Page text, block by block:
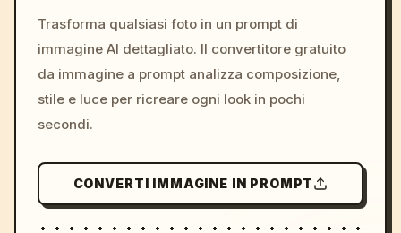
colors, 8k --v 6.0
Trasforma qualsiasi foto in un prompt di
immagine AI dettagliato. Il convertitore gratuito
da immagine a prompt analizza composizione,
stile e luce per ricreare ogni look in pochi
secondi.
CONVERTI IMMAGINE IN PROMPT